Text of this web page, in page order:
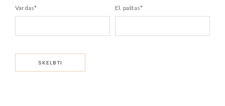
Vardas* El. paštas*